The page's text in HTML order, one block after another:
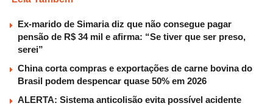
Ex-marido de Simaria diz que não consegue pagar
pensão de R$ 34 mil e afirma: “Se tiver que ser preso,
serei”
China corta compras e exportações de carne bovina do
Brasil podem despencar quase 50% em 2026
ALERTA: Sistema anticolisão evita possível acidente